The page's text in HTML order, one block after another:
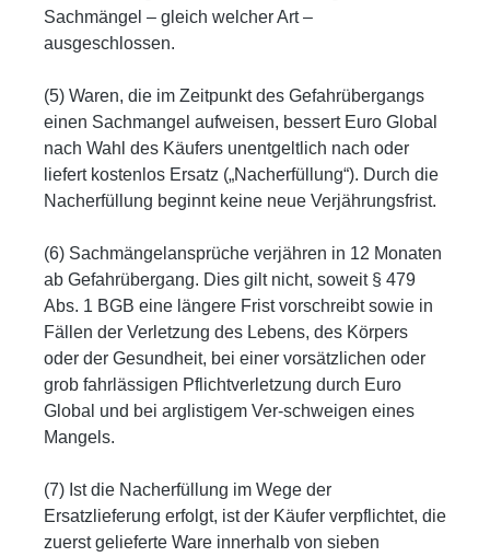
Sachmängel – gleich welcher Art –
ausgeschlossen.
(5) Waren, die im Zeitpunkt des Gefahrübergangs
einen Sachmangel aufweisen, bessert Euro Global
nach Wahl des Käufers unentgeltlich nach oder
liefert kostenlos Ersatz („Nacherfüllung“). Durch die
Nacherfüllung beginnt keine neue Verjährungsfrist.
(6) Sachmängelansprüche verjähren in 12 Monaten
ab Gefahrübergang. Dies gilt nicht, soweit § 479
Abs. 1 BGB eine längere Frist vorschreibt sowie in
Fällen der Verletzung des Lebens, des Körpers
oder der Gesundheit, bei einer vorsätzlichen oder
grob fahrlässigen Pflichtverletzung durch Euro
Global und bei arglistigem Ver-schweigen eines
Mangels.
(7) Ist die Nacherfüllung im Wege der
Ersatzlieferung erfolgt, ist der Käufer verpflichtet, die
zuerst gelieferte Ware innerhalb von sieben